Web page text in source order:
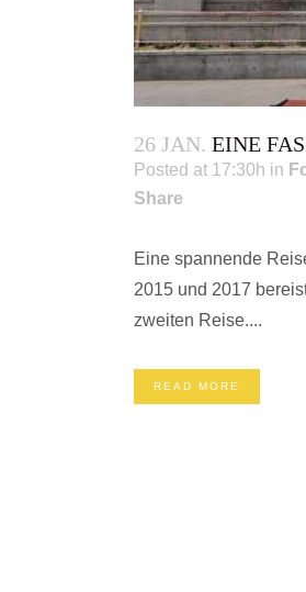
26 JAN. EINE
Posted at 17:30h in
Share
Eine spannende
2015 und 2017
zweiten Reise....
READ MORE